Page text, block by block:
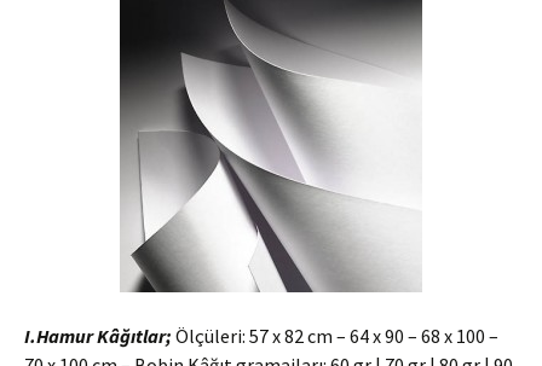
I.Hamur Kâğıtlar; Ölçüleri: 57 x 82 cm – 64 x 90 – 68 x 100 –